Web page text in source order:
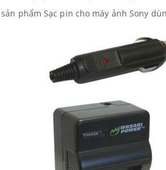
phẩm Sạc pin cho máy ảnh Sony